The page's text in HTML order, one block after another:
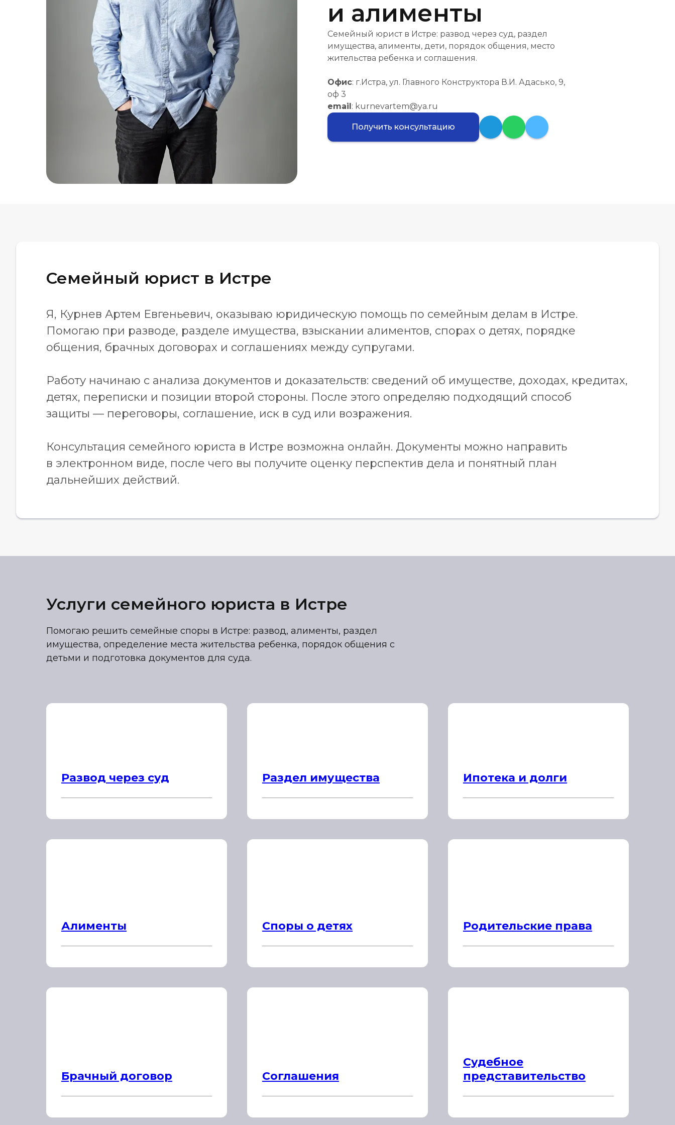
и алименты
Семейный юрист в Истре: развод через суд, раздел
имущества, алименты, дети, порядок общения, место
жительства ребенка и соглашения.
Офис: г.Истра, ул. Главного Конструктора В.И. Адасько, 9,
оф 3
email: kurnevartem@ya.ru
Получить консультацию
Семейный юрист в Истре
Я, Курнев Артем Евгеньевич, оказываю юридическую помощь по семейным делам в Истре.
Помогаю при разводе, разделе имущества, взыскании алиментов, спорах о детях, порядке
общения, брачных договорах и соглашениях между супругами.
Работу начинаю с анализа документов и доказательств: сведений об имуществе, доходах, кредитах,
детях, переписки и позиции второй стороны. После этого определяю подходящий способ
защиты — переговоры, соглашение, иск в суд или возражения.
Консультация семейного юриста в Истре возможна онлайн. Документы можно направить
в электронном виде, после чего вы получите оценку перспектив дела и понятный план
дальнейших действий.
Услуги семейного юриста в Истре
Помогаю решить семейные споры в Истре: развод, алименты, раздел
имущества, определение места жительства ребенка, порядок общения с
детьми и подготовка документов для суда.
Развод через суд Раздел имущества Ипотека и долги
Алименты Споры о детях Родительские права
Брачный договор Соглашения
Судебное
представительство